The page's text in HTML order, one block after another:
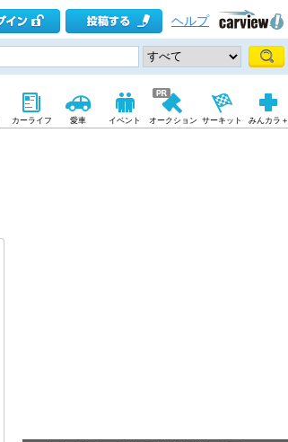
ヘルプ
カーライフ 愛車 イベント オークション サーキット みんカラ＋